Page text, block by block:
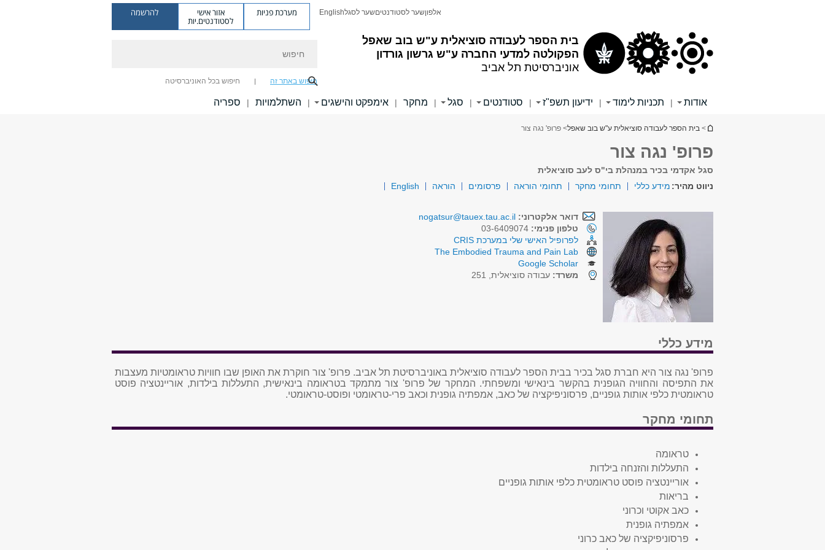
בית הספר לעבודה סוציאלית ע"ש בוב שאפל
הפקולטה למדעי החברה ע"ש גרשון גורדון
אוניברסיטת תל אביב
אלפוןשער לסטודנטיםשער לסגלEnglish מערכת פניות אזור אישי
לסטודנטים.יות
להרשמה
חיפוש באתר זה חיפוש בכל האוניברסיטה
אודות | תכניות לימוד | ידיעון תשפ"ז | סטודנטים | סגל | מחקר | אימפקט והישגים | השתלמויות | ספריה
הינך נמצא כאן
> בית הספר לעבודה סוציאלית ע"ש בוב שאפל> פרופ' נגה צור
פרופ' נגה צור
סגל אקדמי בכיר במנהלת בי"ס לעב סוציאלית
ניווט מהיר: מידע כללי תחומי מחקר תחומי הוראה פרסומים הוראה English
דואר אלקטרוני: nogatsur@tauex.tau.ac.il
טלפון פנימי:
לפרופיל האישי שלי במערכת CRIS
The Embodied Trauma and Pain Lab
Google Scholar
משרד: עבודה סוציאלית, 251
מידע כללי
פרופ' נגה צור היא חברת סגל בכיר בבית הספר לעבודה סוציאלית באוניברסיטת תל אביב. פרופ' צור חוקרת את האופן שבו חוויות טראומטיות מעצבות
את התפיסה והחוויה הגופנית בהקשר בינאישי ומשפחתי. המחקר של פרופ' צור מתמקד בטראומה בינאישית, התעללות בילדות, אוריינטציה פוסט
טראומטית כלפי אותות גופניים, פרסוניפיקציה של כאב, אמפתיה גופנית וכאב פרי-טראומטי ופוסט-טראומטי.
תחומי מחקר
טראומה
התעללות והזנחה בילדות
אוריינטציה פוסט טראומטית כלפי אותות גופניים
בריאות
כאב אקוטי וכרוני
אמפתיה גופנית
פרסוניפיקציה של כאב כרוני